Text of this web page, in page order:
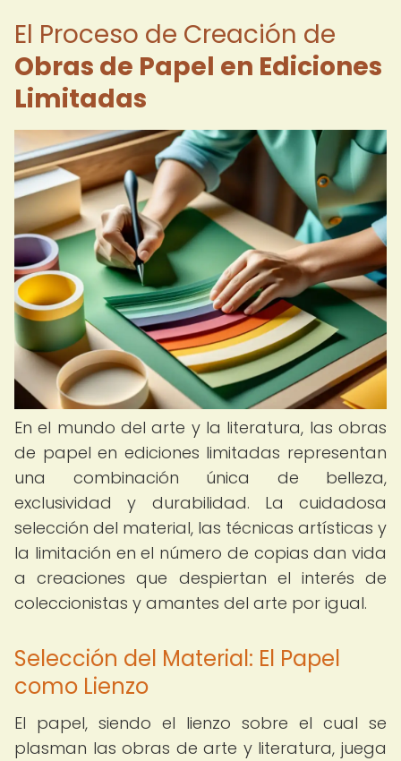
El Proceso de Creación de
Obras de Papel en Ediciones
Limitadas
En el mundo del arte y la literatura, las obras
de papel en ediciones limitadas representan
una combinación única de belleza,
exclusividad y durabilidad. La cuidadosa
selección del material, las técnicas artísticas y
la limitación en el número de copias dan vida
a creaciones que despiertan el interés de
coleccionistas y amantes del arte por igual.
Selección del Material: El Papel
como Lienzo
El papel, siendo el lienzo sobre el cual se
plasman las obras de arte y literatura, juega